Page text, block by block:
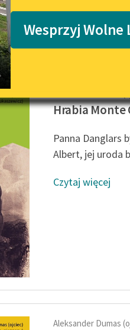
Wesprzyj
Dumas
Hrabia Monte
Panna Danglars
Albert, jej uroda
Czytaj więcej
Aleksander Dumas